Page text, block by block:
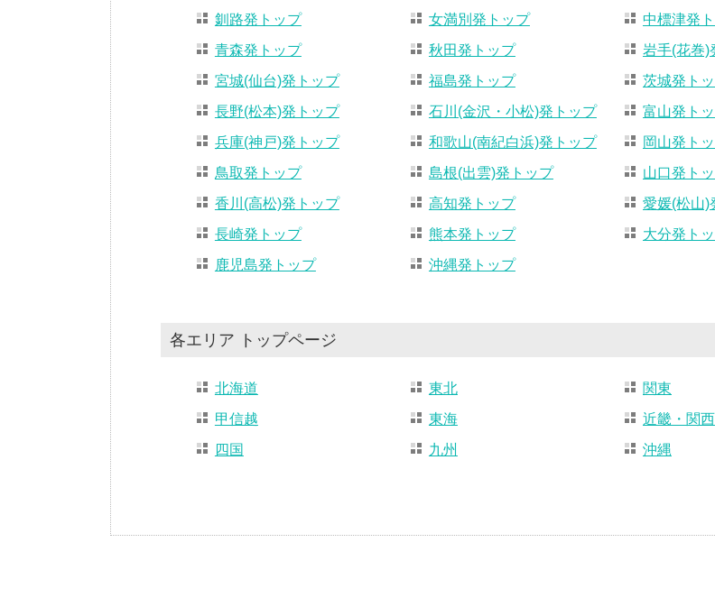
釧路発トップ
女満別発トップ 中標津発
青森発トップ
秋田発トップ 岩手(花巻)
宮城(仙台)発トップ
福島発トップ 茨城発ト
長野(松本)発トップ
石川(金沢・小松)発トップ 富山発ト
兵庫(神戸)発トップ
和歌山(南紀白浜)発トップ 岡山発ト
鳥取発トップ
島根(出雲)発トップ 山口発ト
香川(高松)発トップ
高知発トップ 愛媛(松山)
長崎発トップ
熊本発トップ 大分発ト
鹿児島発トップ
沖縄発トップ
各エリア トップページ
北海道 東北 関東
甲信越
東海 近畿・関西
四国
九州 沖縄